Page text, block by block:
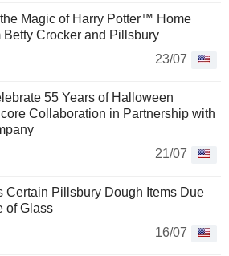
Magic of Harry Potter™ Home
Betty Crocker and Pillsbury
23/07
55 Years of Halloween
Collaboration in Partnership with
21/07
Certain Pillsbury Dough Items Due
of Glass
16/07